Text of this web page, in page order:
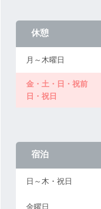
休憩
月～木曜日
金・土・日・祝前
日・祝日
宿泊
日～木・祝日
金曜日